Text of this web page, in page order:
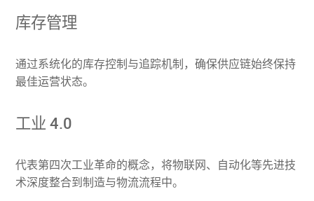
库存管理
通过系统化的库存控制与追踪机制，确保供应链始终保持
最佳运营状态。
工业 4.0
代表第四次工业革命的概念，将物联网、自动化等先进技
术深度整合到制造与物流流程中。